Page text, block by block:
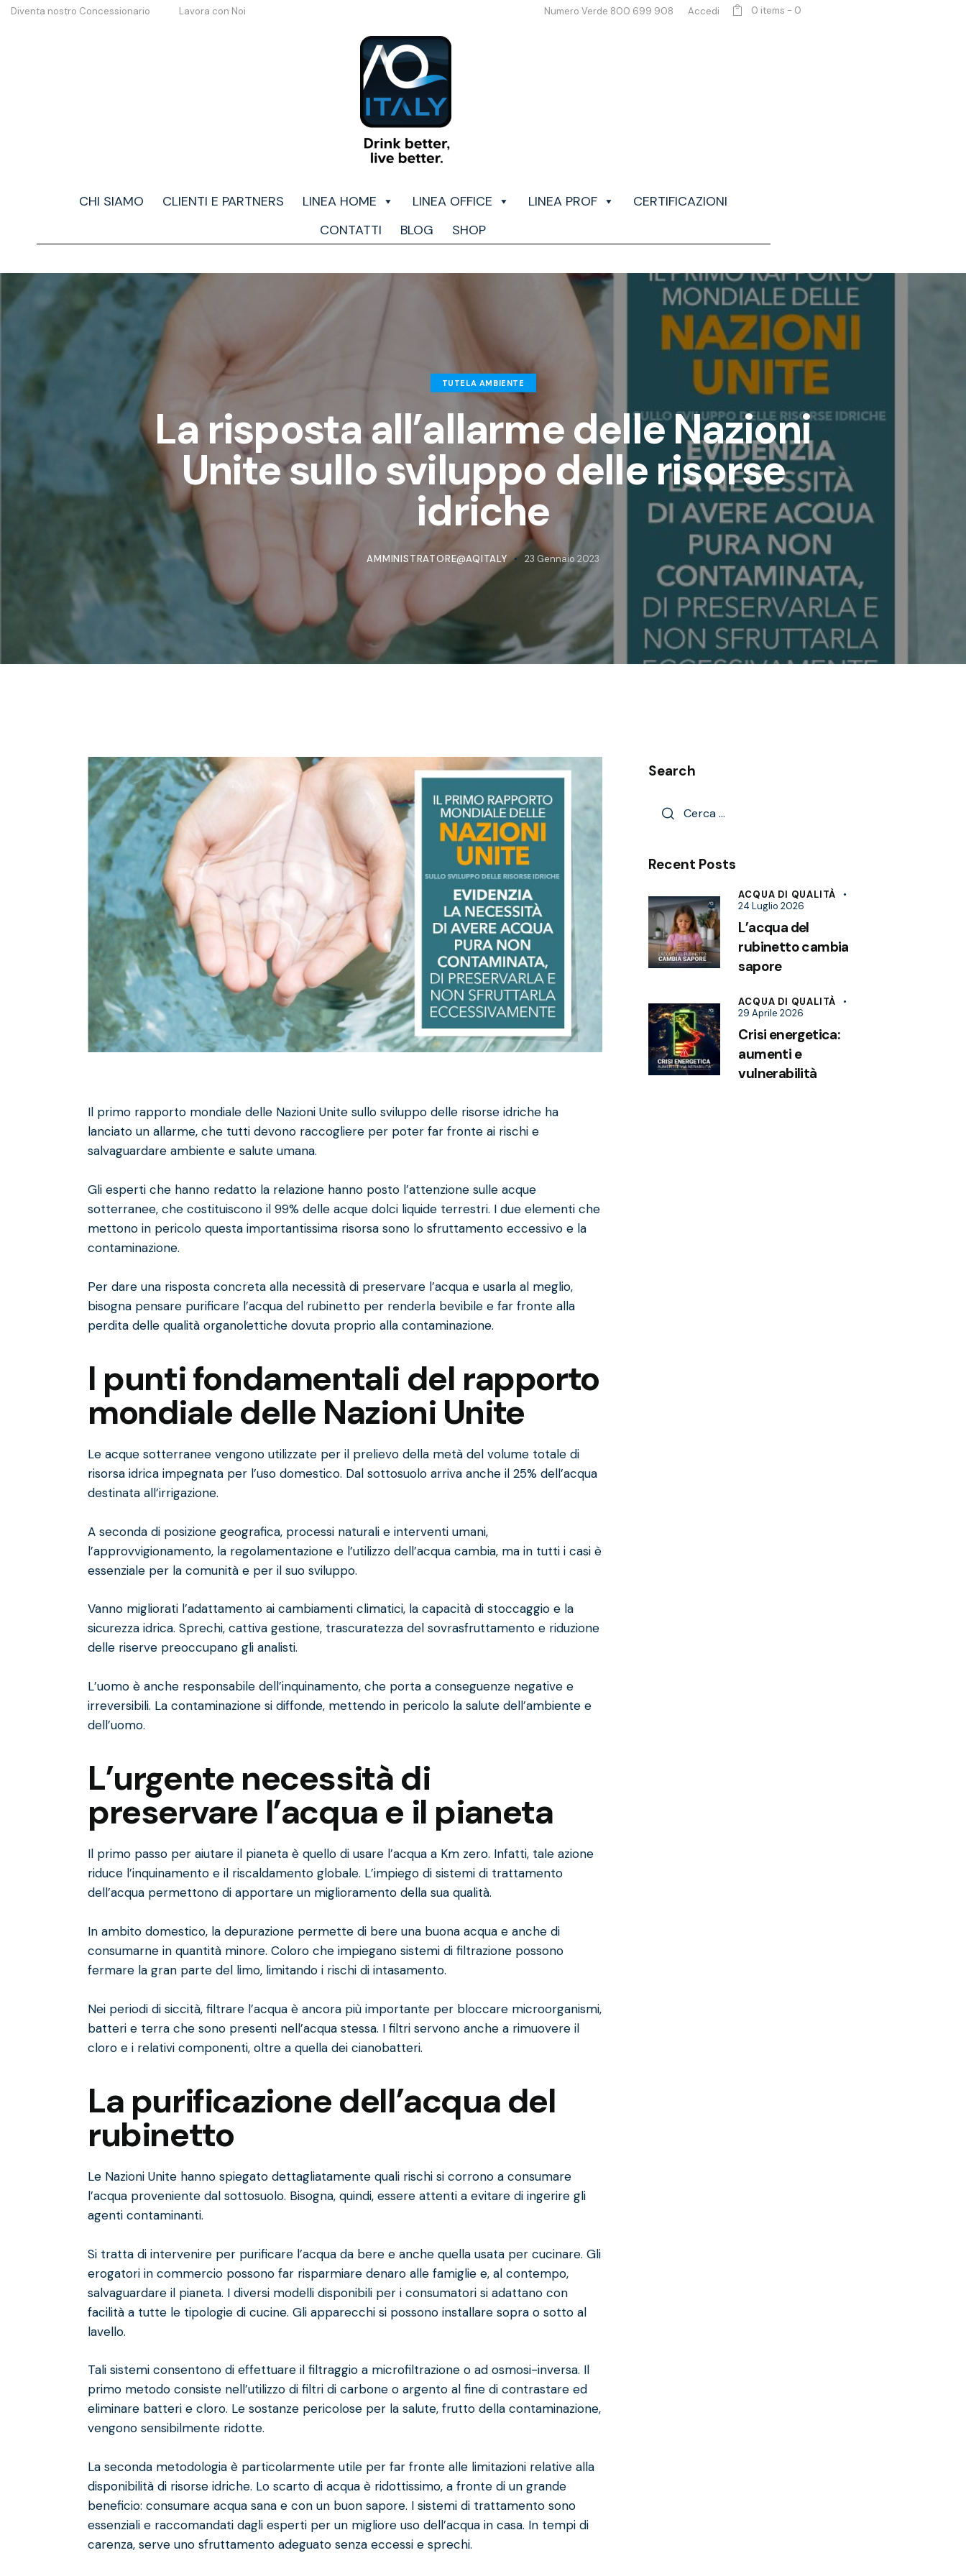
Diventa nostro Concessionario Lavora con Noi Numero Verde 800 699 908 Accedi 0 items - 0
CHI SIAMO CLIENTI E PARTNERS LINEA HOME LINEA OFFICE LINEA PROF
CERTIFICAZIONI
CONTATTI
BLOG SHOP
TUTELA AMBIENTE
La risposta all’allarme delle Nazioni
Unite sullo sviluppo delle risorse
idriche
AMMINISTRATORE@AQITALY 23 Gennaio 2023
Il primo rapporto mondiale delle Nazioni Unite sullo sviluppo delle risorse idriche ha
lanciato un allarme, che tutti devono raccogliere per poter far fronte ai rischi e
salvaguardare ambiente e salute umana.
Gli esperti che hanno redatto la relazione hanno posto l’attenzione sulle acque
sotterranee, che costituiscono il 99% delle acque dolci liquide terrestri. I due elementi che
mettono in pericolo questa importantissima risorsa sono lo sfruttamento eccessivo e la
contaminazione.
Per dare una risposta concreta alla necessità di preservare l’acqua e usarla al meglio,
bisogna pensare purificare l’acqua del rubinetto per renderla bevibile e far fronte alla
perdita delle qualità organolettiche dovuta proprio alla contaminazione.
I punti fondamentali del rapporto
mondiale delle Nazioni Unite
Le acque sotterranee vengono utilizzate per il prelievo della metà del volume totale di
risorsa idrica impegnata per l’uso domestico. Dal sottosuolo arriva anche il 25% dell’acqua
destinata all’irrigazione.
A seconda di posizione geografica, processi naturali e interventi umani,
l’approvvigionamento, la regolamentazione e l’utilizzo dell’acqua cambia, ma in tutti i casi è
essenziale per la comunità e per il suo sviluppo.
Vanno migliorati l’adattamento ai cambiamenti climatici, la capacità di stoccaggio e la
sicurezza idrica. Sprechi, cattiva gestione, trascuratezza del sovrasfruttamento e riduzione
delle riserve preoccupano gli analisti.
L’uomo è anche responsabile dell’inquinamento, che porta a conseguenze negative e
irreversibili. La contaminazione si diffonde, mettendo in pericolo la salute dell’ambiente e
dell’uomo.
L’urgente necessità di
preservare l’acqua e il pianeta
Il primo passo per aiutare il pianeta è quello di usare l’acqua a Km zero. Infatti, tale azione
riduce l’inquinamento e il riscaldamento globale. L’impiego di sistemi di trattamento
dell’acqua permettono di apportare un miglioramento della sua qualità.
In ambito domestico, la depurazione permette di bere una buona acqua e anche di
consumarne in quantità minore. Coloro che impiegano sistemi di filtrazione possono
fermare la gran parte del limo, limitando i rischi di intasamento.
Nei periodi di siccità, filtrare l’acqua è ancora più importante per bloccare microorganismi,
batteri e terra che sono presenti nell’acqua stessa. I filtri servono anche a rimuovere il
cloro e i relativi componenti, oltre a quella dei cianobatteri.
La purificazione dell’acqua del
rubinetto
Le Nazioni Unite hanno spiegato dettagliatamente quali rischi si corrono a consumare
l’acqua proveniente dal sottosuolo. Bisogna, quindi, essere attenti a evitare di ingerire gli
agenti contaminanti.
Si tratta di intervenire per purificare l’acqua da bere e anche quella usata per cucinare. Gli
erogatori in commercio possono far risparmiare denaro alle famiglie e, al contempo,
salvaguardare il pianeta. I diversi modelli disponibili per i consumatori si adattano con
facilità a tutte le tipologie di cucine. Gli apparecchi si possono installare sopra o sotto al
lavello.
Tali sistemi consentono di effettuare il filtraggio a microfiltrazione o ad osmosi-inversa. Il
primo metodo consiste nell’utilizzo di filtri di carbone o argento al fine di contrastare ed
eliminare batteri e cloro. Le sostanze pericolose per la salute, frutto della contaminazione,
vengono sensibilmente ridotte.
La seconda metodologia è particolarmente utile per far fronte alle limitazioni relative alla
disponibilità di risorse idriche. Lo scarto di acqua è ridottissimo, a fronte di un grande
beneficio: consumare acqua sana e con un buon sapore. I sistemi di trattamento sono
essenziali e raccomandati dagli esperti per un migliore uso dell’acqua in casa. In tempi di
carenza, serve uno sfruttamento adeguato senza eccessi e sprechi.
Search
Recent Posts
ACQUA DI QUALITÀ
24 Luglio 2026
L’acqua del
rubinetto cambia
sapore
ACQUA DI QUALITÀ
29 Aprile 2026
Crisi energetica:
aumenti e
vulnerabilità